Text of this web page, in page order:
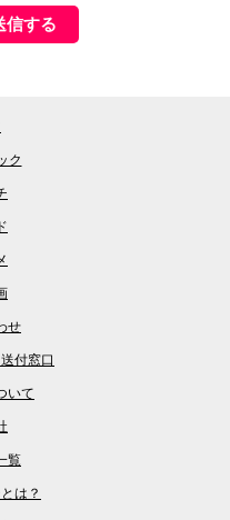
ク
せ
付窓口
いて
覧
は？